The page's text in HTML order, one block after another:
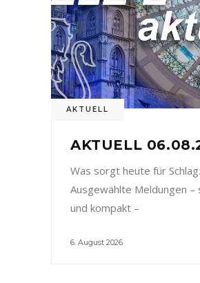
AKTUELL
AKTUELL
Was sorgt heute für
Ausgewählte Meldungen –
und kompakt –
6. August 2026